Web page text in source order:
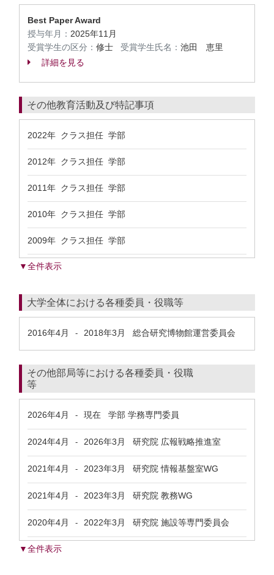
Best Paper Award
授与年月： 2025年11月
受賞学生の区分： 修士 受賞学生氏名： 池田 恵里
詳細を見る
その他教育活動及び特記事項
2022年 クラス担任 学部
2012年 クラス担任 学部
2011年 クラス担任 学部
2010年 クラス担任 学部
2009年 クラス担任 学部
▼全件表示
大学全体における各種委員・役職等
2016年4月 - 2018年3月 総合研究博物館運営委員会
その他部局等における各種委員・役職
等
2026年4月 - 現在 学部 学務専門委員
2024年4月 - 2026年3月 研究院 広報戦略推進室
2021年4月 - 2023年3月 研究院 情報基盤室WG
2021年4月 - 2023年3月 研究院 教務WG
2020年4月 - 2022年3月 研究院 施設等専門委員会
▼全件表示